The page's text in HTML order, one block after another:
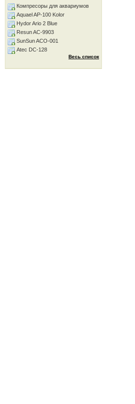
Компресоры для аквариумов
Aquael AP-100 Kolor
Hydor Ario 2 Blue
Resun AC-9903
SunSun ACO-001
Atec DC-128
Весь список